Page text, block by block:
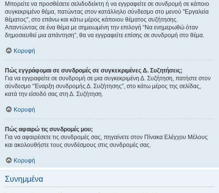
Μπορείτε να προσθέσετε σελιδοδείκτη ή να εγγραφείτε σε συνδρομή σε κάποιο
συγκεκριμένο θέμα, πατώντας στον κατάλληλο σύνδεσμο στο μενού "Εργαλεία
θέματος", στο επάνω και κάτω μέρος κάποιου θέματος συζήτησης.
Απαντώντας σε ένα θέμα με σημειωμένη την επιλογή “Να ενημερωθώ όταν
δημοσιευθεί μια απάντηση”, θα να εγγραφείτε επίσης σε συνδρομή στο θέμα.
Κορυφή
Πώς εγγράφομαι σε συνδρομές σε συγκεκριμένες Δ. Συζητήσεις;
Για να εγγραφείτε σε συνδρομή σε μια συγκεκριμένη Δ. Συζήτηση, πατήστε στον
σύνδεσμο “Έναρξη συνδρομής Δ. Συζήτησης”, στο κάτω μέρος της σελίδας,
κατά την είσοδό σας στη Δ. Συζήτηση.
Κορυφή
Πώς αφαιρώ τις συνδρομές μου;
Για να αφαιρέσετε τις συνδρομές σας, πηγαίνετε στον Πίνακα Ελέγχου Μέλους
και ακολουθήστε τους συνδέσμους στις συνδρομές σας.
Κορυφή
Συνημμένα